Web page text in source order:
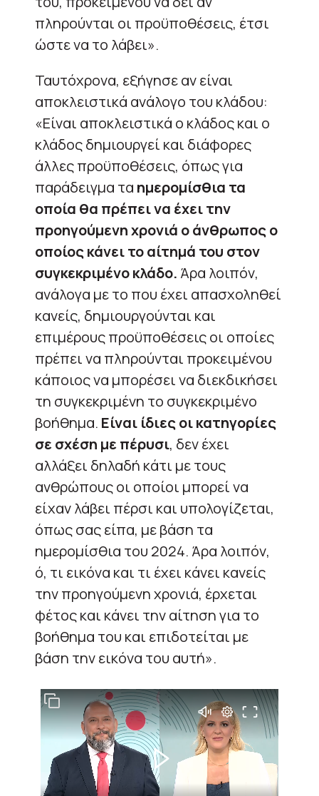
πληρούνται οι προϋποθέσεις, έτσι
ώστε να το λάβει».
Ταυτόχρονα, εξήγησε αν είναι
αποκλειστικά ανάλογο του κλάδου:
«Είναι αποκλειστικά ο κλάδος και ο
κλάδος δημιουργεί και διάφορες
άλλες προϋποθέσεις, όπως για
παράδειγμα τα ημερομίσθια τα
οποία θα πρέπει να έχει την
προηγούμενη χρονιά ο άνθρωπος ο
οποίος κάνει το αίτημά του στον
συγκεκριμένο κλάδο. Άρα λοιπόν,
ανάλογα με το που έχει απασχοληθεί
κανείς, δημιουργούνται και
επιμέρους προϋποθέσεις οι οποίες
πρέπει να πληρούνται προκειμένου
κάποιος να μπορέσει να διεκδικήσει
τη συγκεκριμένη το συγκεκριμένο
βοήθημα. Είναι ίδιες οι κατηγορίες
σε σχέση με πέρυσι, δεν έχει
αλλάξει δηλαδή κάτι με τους
ανθρώπους οι οποίοι μπορεί να
είχαν λάβει πέρσι και υπολογίζεται,
όπως σας είπα, με βάση τα
ημερομίσθια του 2024. Άρα λοιπόν,
ό, τι εικόνα και τι έχει κάνει κανείς
την προηγούμενη χρονιά, έρχεται
φέτος και κάνει την αίτηση για το
βοήθημα του και επιδοτείται με
βάση την εικόνα του αυτή».